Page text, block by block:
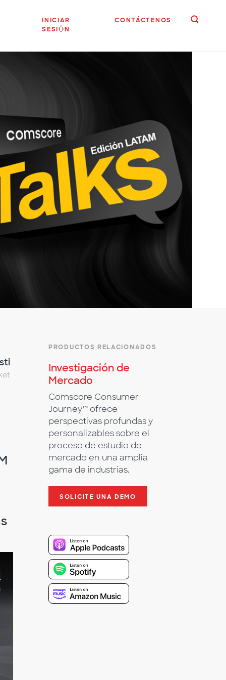
INICIAR
SESIÓN
CONTÁCTENOS
PRODUCTOS RELACIONADOS
Investigación de
Mercado
Comscore Consumer
Journey™ ofrece
perspectivas profundas y
personalizables sobre el
proceso de estudio de
mercado en una amplia
gama de industrias.
SOLICITE UNA DEMO